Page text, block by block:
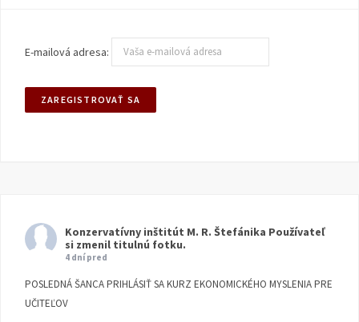
E-mailová adresa:
Konzervatívny inštitút M. R. Štefánika Používateľ
si zmenil titulnú fotku.
4 dní pred
POSLEDNÁ ŠANCA PRIHLÁSIŤ SA KURZ EKONOMICKÉHO MYSLENIA PRE
UČITEĽOV